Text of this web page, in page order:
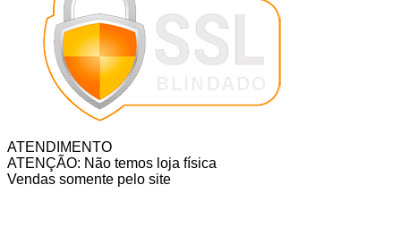
ATENDIMENTO
ATENÇÃO: Não temos loja física
Vendas somente pelo site